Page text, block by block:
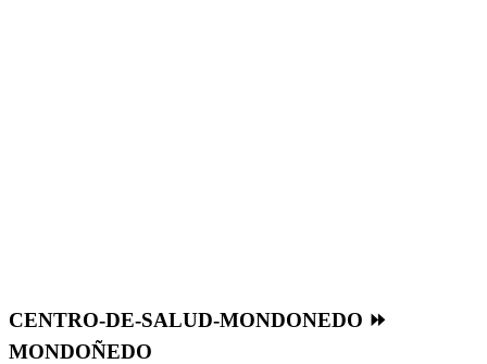
CENTRO-DE-SALUD-MONDONEDO ⏩
MONDOÑEDO